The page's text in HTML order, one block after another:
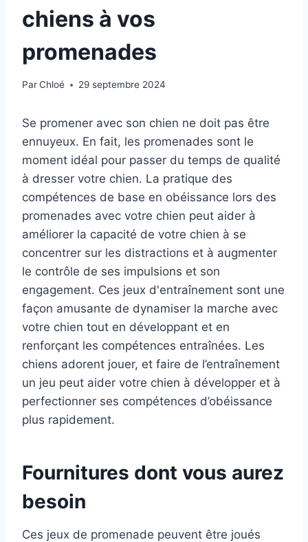
chiens à vos
promenades
ParChloé 29 septembre 2024
Se promener avec son chien ne doit pas être
ennuyeux. En fait, les promenades sont le
moment idéal pour passer du temps de qualité
à dresser votre chien. La pratique des
compétences de base en obéissance lors des
promenades avec votre chien peut aider à
améliorer la capacité de votre chien à se
concentrer sur les distractions et à augmenter
le contrôle de ses impulsions et son
engagement. Ces jeux d'entraînement sont une
façon amusante de dynamiser la marche avec
votre chien tout en développant et en
renforçant les compétences entraînées. Les
chiens adorent jouer, et faire de l’entraînement
un jeu peut aider votre chien à développer et à
perfectionner ses compétences d’obéissance
plus rapidement.
Fournitures dont vous aurez
besoin
Ces jeux de promenade peuvent être joués